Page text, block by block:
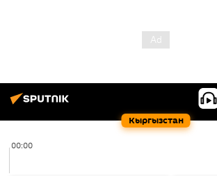
Кыргызстан
00:00